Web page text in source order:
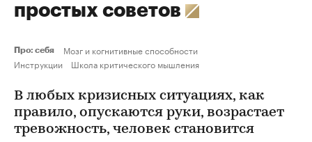
простых советов
Про: себя
Мозг и когнитивные способности
Инструкции
Школа критического мышления
В любых кризисных ситуациях, как
правило, опускаются руки, возрастает
тревожность, человек становится